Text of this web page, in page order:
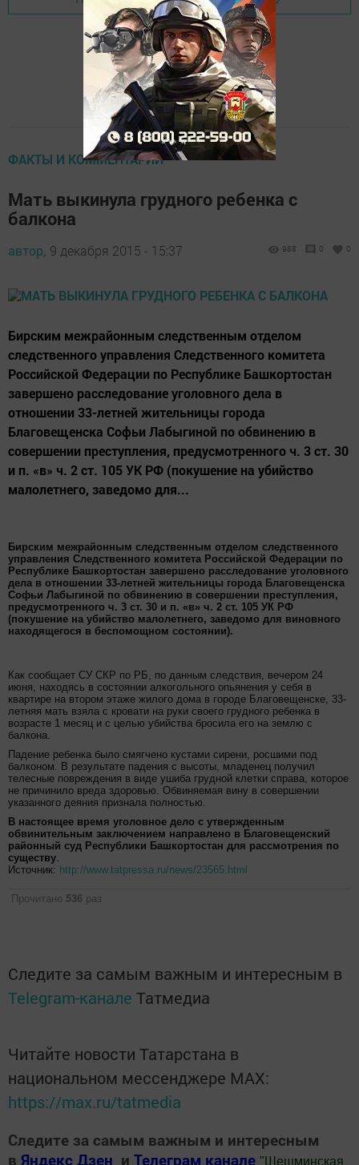
ФАКТЫ И КОММЕНТАРИИ
Мать выкинула грудного ребенка с
балкона
автор, 9 декабря 2015 - 15:37 988 0 0
Бирским межрайонным следственным отделом
следственного управления Следственного комитета
Российской Федерации по Республике Башкортостан
завершено расследование уголовного дела в
отношении 33-летней жительницы города
Благовещенска Софьи Лабыгиной по обвинению в
совершении преступления, предусмотренного ч. 3 ст. 30
и п. «в» ч. 2 ст. 105 УК РФ (покушение на убийство
малолетнего, заведомо для...
Бирским межрайонным следственным отделом следственного
управления Следственного комитета Российской Федерации по
Республике Башкортостан завершено расследование уголовного
дела в отношении 33-летней жительницы города Благовещенска
Софьи Лабыгиной по обвинению в совершении преступления,
предусмотренного ч. 3 ст. 30 и п. «в» ч. 2 ст. 105 УК РФ
(покушение на убийство малолетнего, заведомо для виновного
находящегося в беспомощном состоянии).
Как сообщает СУ СКР по РБ, по данным следствия, вечером 24
июня, находясь в состоянии алкогольного опьянения у себя в
квартире на втором этаже жилого дома в городе Благовещенске, 33-
летняя мать взяла с кровати на руки своего грудного ребенка в
возрасте 1 месяц и с целью убийства бросила его на землю с
балкона.
Падение ребенка было смягчено кустами сирени, росшими под
балконом. В результате падения с высоты, младенец получил
телесные повреждения в виде ушиба грудной клетки справа, которое
не причинило вреда здоровью. Обвиняемая вину в совершении
указанного деяния признала полностью.
В настоящее время уголовное дело с утвержденным
обвинительным заключением направлено в Благовещенский
районный суд Республики Башкортостан для рассмотрения по
существу.
Источник: http://www.tatpressa.ru/news/23565.html
Прочитано 536 раз
Следите за самым важным и интересным в
Telegram-канале Татмедиа
Читайте новости Татарстана в
национальном мессенджере MАХ:
https://max.ru/tatmedia
Следите за самым важным и интересным
в Яндекс Дзен и Телеграм канале " Шешминская